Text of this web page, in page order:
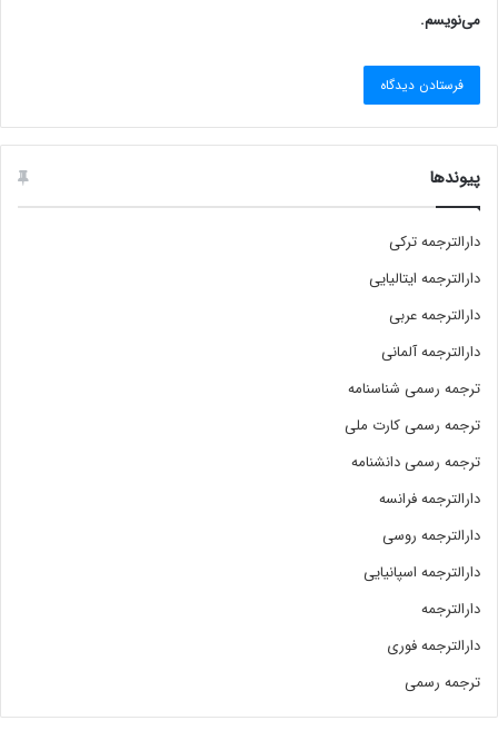
می‌نویسم.
پیوندها
دارالترجمه ترکی
دارالترجمه ایتالیایی
دارالترجمه عربی
دارالترجمه آلمانی
ترجمه رسمی شناسنامه
ترجمه رسمی کارت ملی
ترجمه رسمی دانشنامه
دارالترجمه فرانسه
دارالترجمه روسی
دارالترجمه اسپانیایی
دارالترجمه
دارالترجمه فوری
ترجمه رسمی